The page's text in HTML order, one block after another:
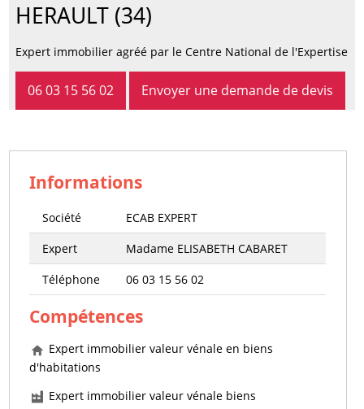
HERAULT (34)
Expert immobilier agréé par le Centre National de l'Expertise
06 03 15 56 02 Envoyer une demande de devis
Informations
Société
ECAB EXPERT
Expert
Madame ELISABETH CABARET
Téléphone
06 03 15 56 02
Compétences
Expert immobilier valeur vénale en biens
d'habitations
Expert immobilier valeur vénale biens